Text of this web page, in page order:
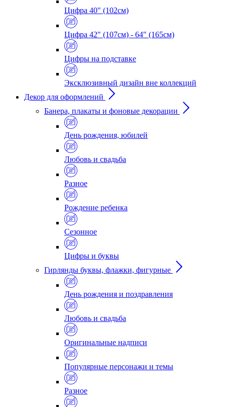
Цифра 40" (102см)
Цифра 42" (107см) - 64" (165см)
Цифры на подставке
Эксклюзивный дизайн вне коллекций
Декор для оформлений
Банера, плакаты и фоновые декорации
День рождения, юбилей
Любовь и свадьба
Разное
Рождение ребенка
Сезонное
Цифры и буквы
Гирлянды буквы, флажки, фигурные
День рождения и поздравления
Любовь и свадьба
Оригинальные надписи
Популярные персонажи и темы
Разное